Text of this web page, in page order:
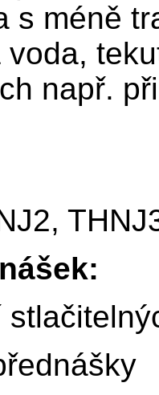
s méně
voda,
např.